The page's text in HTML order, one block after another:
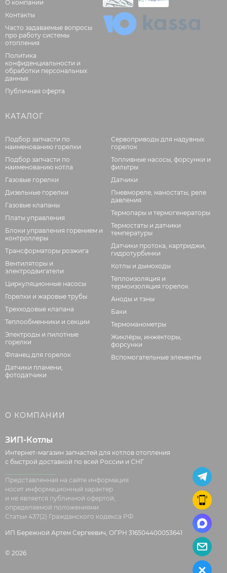
О компании
Контакты
Часто задаваемые вопросы
про работу системы
отопления
Политика
конфиденциальности и
обработки персональных
данных
Публичная оферта
КАТАЛОГ
Подбор запчасти по
наименованию горелки
Подбор запчасти по
наименованию котла
Газовые горелки
Дизельные горелки
Газовые клапаны
Платы управления
Блоки управления горением и
контроллеры
Трансформаторы розжига
Вентиляторы и
электродвигатели
Циркуляционные насосы
Горелки и жаровые трубы
Трехходовые клапана
Теплообменники и секции
Электроды и пилотные
горелки
Фланец для горелок
Датчики пламени,
фотодатчики
Сервоприводы для надувных
горелок
Топливные насосы, форсунки и
фильтры
Датчики
Пневмореле, маностаты, реле
давления
Термопары и термогенераторы
Термостаты и датчики
температуры
Датчики протока, картриджи,
гидротурбинки
Котлы и дымоходы
Теплоизоляция и
термоизоляция горелок
Аноды и тэны
Баки
Термоманометры
Жиклёры, инжекторы,
форсунки
Вспомогательные элементы
О КОМПАНИИ
ЗИП-Котлы
Интернет-магазин запчастей для котлов отопления
с быстрой доставкой по всей России и СНГ
Представленная на сайте информация
носит информационный характер
и не является публичной офертой,
определяемой положениями
Статьи 437(2) Гражданского кодекса РФ
ИП Бережной Артем Сергеевич, ОГРН 316504400053641
© 2026